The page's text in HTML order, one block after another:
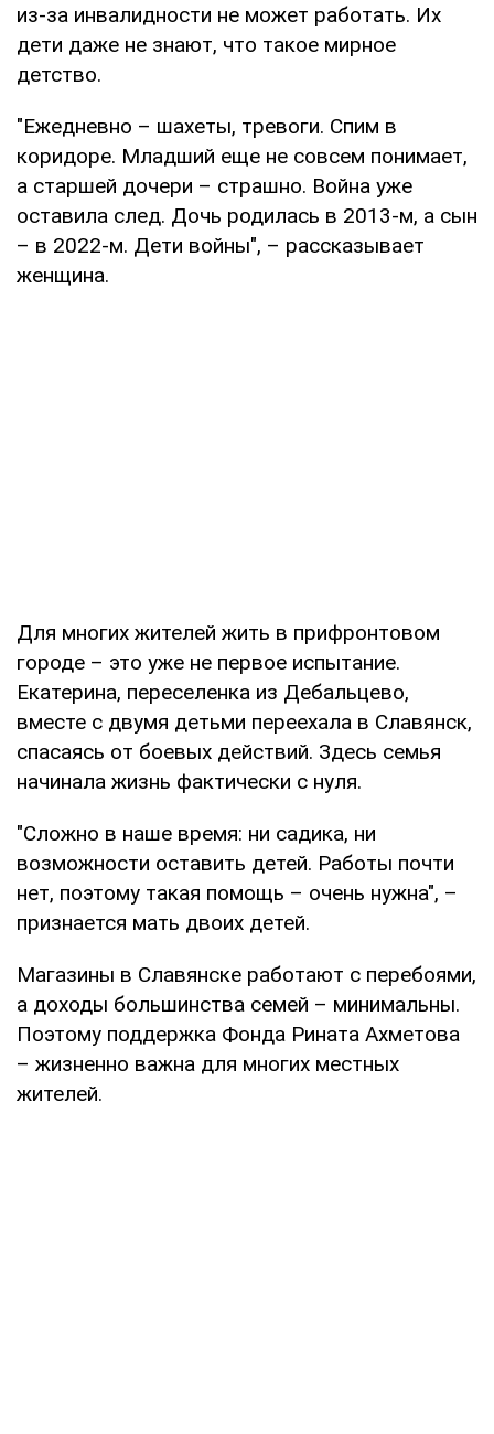
из-за инвалидности не может работать. Их
дети даже не знают, что такое мирное
детство.
"Ежедневно – шахеты, тревоги. Спим в
коридоре. Младший еще не совсем понимает,
а старшей дочери – страшно. Война уже
оставила след. Дочь родилась в 2013-м, а сын
– в 2022-м. Дети войны", – рассказывает
женщина.
Для многих жителей жить в прифронтовом
городе – это уже не первое испытание.
Екатерина, переселенка из Дебальцево,
вместе с двумя детьми переехала в Славянск,
спасаясь от боевых действий. Здесь семья
начинала жизнь фактически с нуля.
"Сложно в наше время: ни садика, ни
возможности оставить детей. Работы почти
нет, поэтому такая помощь – очень нужна", –
признается мать двоих детей.
Магазины в Славянске работают с перебоями,
а доходы большинства семей – минимальны.
Поэтому поддержка Фонда Рината Ахметова
– жизненно важна для многих местных
жителей.